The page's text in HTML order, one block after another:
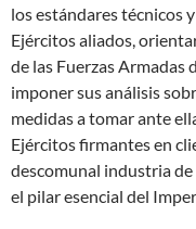
los estándares técnicos
Ejércitos aliados,
de las Fuerzas Armadas
imponer sus análisis
medidas a tomar ante
Ejércitos firmantes en
descomunal industria de
el pilar esencial del